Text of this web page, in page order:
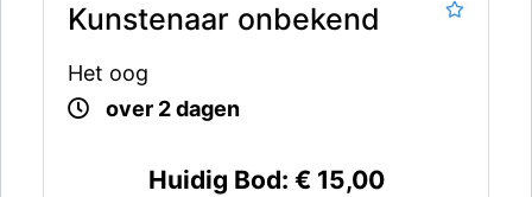
Kunstenaar onbekend
Het oog
over 2 dagen
Huidig Bod: € 15,00